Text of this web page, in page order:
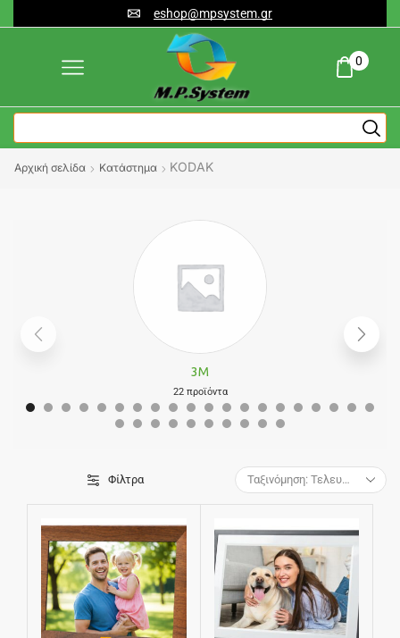
eshop@mpsystem.gr
0
Αρχική σελίδα Κατάστημα KODAK
3M
22 προϊόντα
Φίλτρα